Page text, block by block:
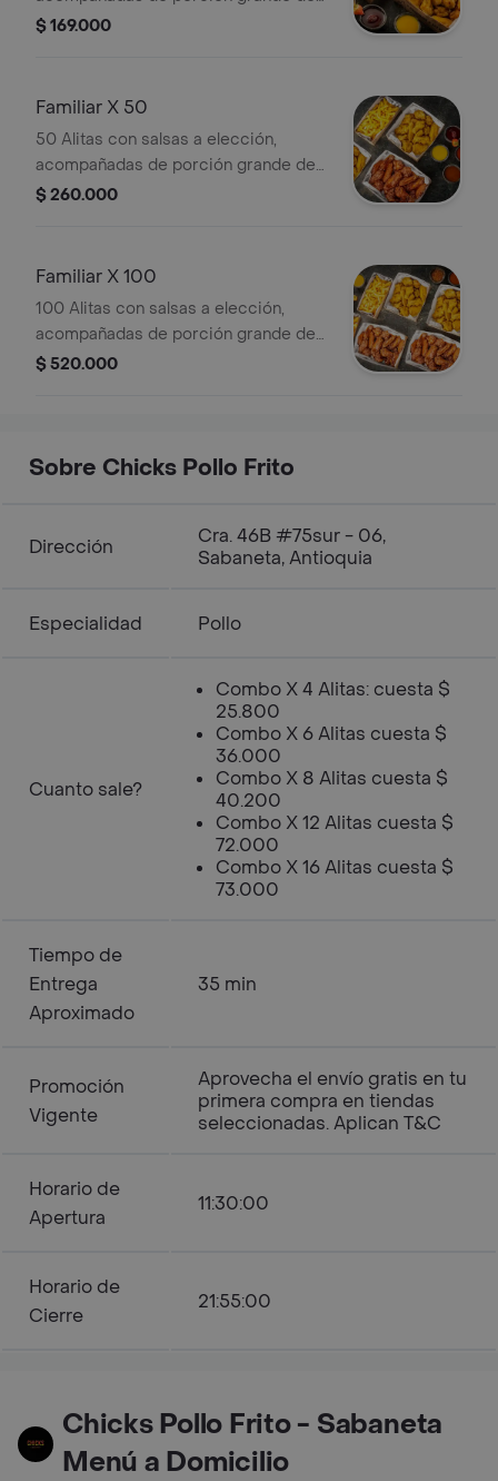
papas.
$ 169.000
Familiar X 50
50 Alitas con salsas a elección,
acompañadas de porción grande de
papas.
$ 260.000
Familiar X 100
100 Alitas con salsas a elección,
acompañadas de porción grande de
papas.
$ 520.000
Sobre Chicks Pollo Frito
Dirección
Cra. 46B #75sur - 06,
Sabaneta, Antioquia
Especialidad Pollo
Cuanto sale?
Combo X 4 Alitas: cuesta $
25.800
Combo X 6 Alitas cuesta $
36.000
Combo X 8 Alitas cuesta $
40.200
Combo X 12 Alitas cuesta $
72.000
Combo X 16 Alitas cuesta $
73.000
Tiempo de
Entrega
Aproximado
35 min
Promoción
Vigente
Aprovecha el envío gratis en tu
primera compra en tiendas
seleccionadas. Aplican T&C
Horario de
Apertura
11:30:00
Horario de
Cierre
21:55:00
Chicks Pollo Frito - Sabaneta
Menú a Domicilio